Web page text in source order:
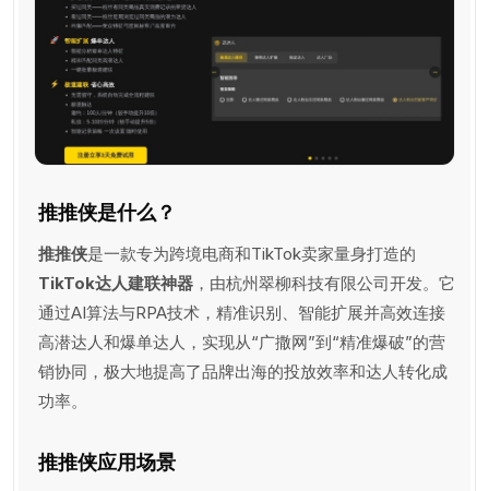
推推侠是什么？
推推侠是一款专为跨境电商和TikTok卖家量身打造的
TikTok达人建联神器 ，由杭州翠柳科技有限公司开发。它
通过AI算法与RPA技术，精准识别、智能扩展并高效连接
高潜达人和爆单达人，实现从“广撒网”到“精准爆破”的营
销协同，极大地提高了品牌出海的投放效率和达人转化成
功率。
推推侠应用场景